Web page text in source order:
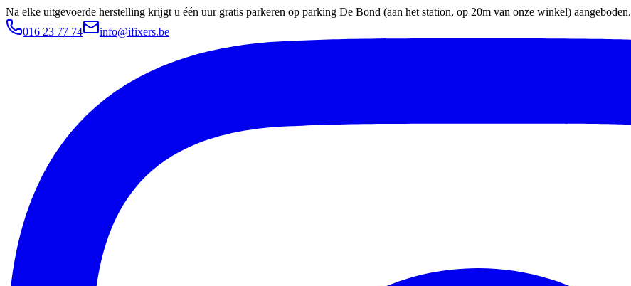
Na elke uitgevoerde herstelling krijgt u één uur gratis parkeren op parking De Bond (aan het station, op 20m van onze winkel) aangeboden.
016 23 77 74
info@ifixers.be